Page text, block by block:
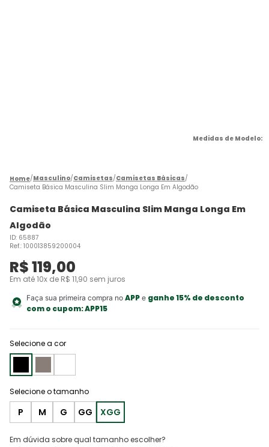
Masculino Camisetas Camisetas Básicas
Camiseta Básica Masculina Slim Manga Longa Em Algodão
Camiseta Básica Masculina Slim Manga Longa Em
Algodão
ID: 65887
Ref.: 100013859200004
R$119,00
Em até10x de R$ 11,90 sem juros
Faça sua primeira compra no APPe ganhe 15% de desconto
com o cupom:APP15
Selecione a cor
P M G GG XGG
Em dúvida sobre qual tamanho escolher?